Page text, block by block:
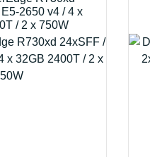
2650 v4 / 4 x
/ 2 x 750W